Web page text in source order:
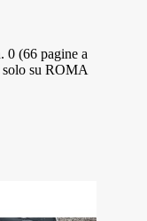
(66 pagine a
su ROMA